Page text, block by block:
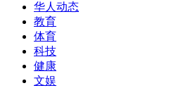
华人动态
教育
体育
科技
健康
文娱